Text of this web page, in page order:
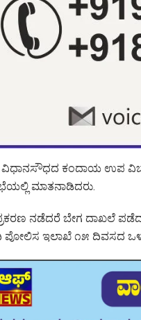
ಕಂದಾಯ ಉಪ
ಮಾತನಾಡಿದರು.
ಪ್ರಕರಣ ನಡೆದರೆ ಬೇಗ ದಾಖಲೆ
ಇಲಾಖೆ ೧೫ ದಿವಸದ